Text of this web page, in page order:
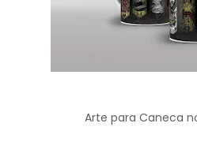
Arte para Caneca